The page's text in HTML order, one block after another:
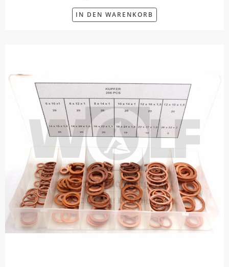
IN DEN WARENKORB